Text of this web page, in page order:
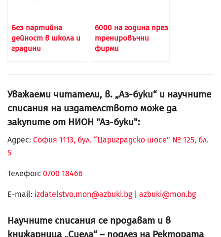
Без партийна
дейност в школа и
градини
6000 на година през
тренировъчни
фирми
Уважаеми читатели, в. „Аз-буки“ и научните
списания на издателството може да
закупите от НИОН "Аз-буки":
Адрес: София 1113, бул. “Цариградско шосе” № 125, бл.
5
Телефон: 0700 18466
Е-mail: izdatelstvo.mon@azbuki.bg| azbuki@mon.bg
Научните списания се продават и в
книжарница „Сиела“ – подлез на Ректората